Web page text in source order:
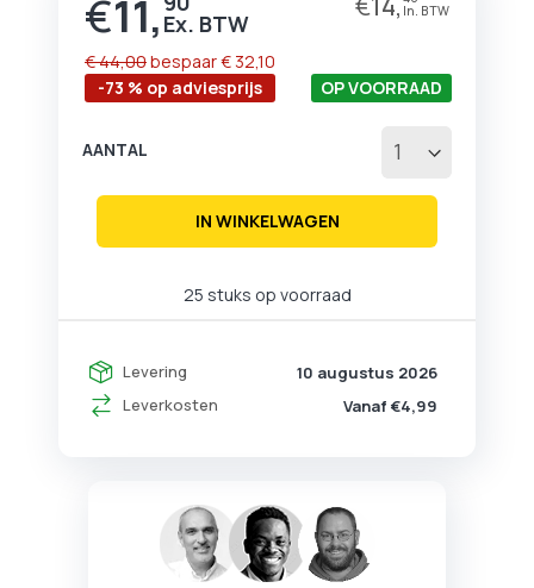
€11,
-73 % op adviesprijs
€ 44,00bespaar€ 32,10
25 stuks op voorraad
OP VOORRAAD
Levering
10 augustus 2026
Leverkosten
Vanaf €4,99
AANTAL
IN WINKELWAGEN
afbeeldingen-